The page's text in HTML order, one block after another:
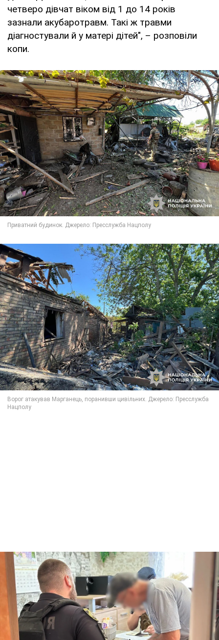
четверо дівчат віком від 1 до 14 років
зазнали акубаротравм. Такі ж травми
діагностували й у матері дітей", – розповіли
копи.